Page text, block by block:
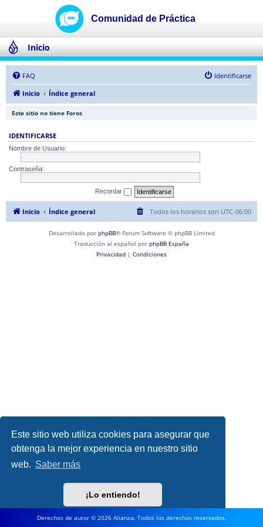
Este sitio web utiliza cookies para asegurar que
obtenga la mejor experiencia en nuestro sitio
web. Saber más
¡Lo entiendo!
Inicio
FAQ
Identificarse
Inicio
Índice general
Este sitio no tiene Foros
IDENTIFICARSE
Nombre de Usuario:
Contraseña:
Recordar
Inicio Índice general Todos los horarios son UTC-06:00
Desarrollado por phpBB® Forum Software © phpBB Limited
Traducción al español por phpBB España
Privacidad | Condiciones
Derechos de autor © 2026 Alianza. Todos los derechos reservados.